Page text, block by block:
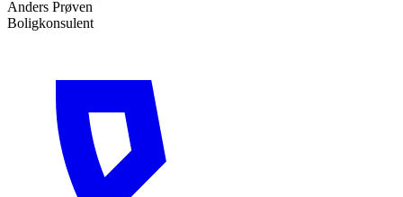
Anders Prøven
Boligkonsulent